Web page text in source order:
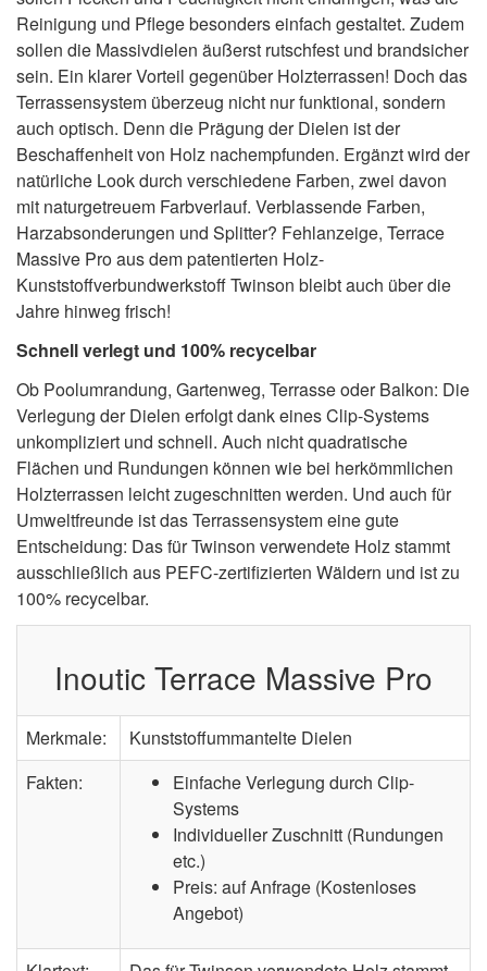
Reinigung und Pflege besonders einfach gestaltet. Zudem
sollen die Massivdielen äußerst rutschfest und brandsicher
sein. Ein klarer Vorteil gegenüber Holzterrassen! Doch das
Terrassensystem überzeug nicht nur funktional, sondern
auch optisch. Denn die Prägung der Dielen ist der
Beschaffenheit von Holz nachempfunden. Ergänzt wird der
natürliche Look durch verschiedene Farben, zwei davon
mit naturgetreuem Farbverlauf. Verblassende Farben,
Harzabsonderungen und Splitter? Fehlanzeige, Terrace
Massive Pro aus dem patentierten Holz-
Kunststoffverbundwerkstoff Twinson bleibt auch über die
Jahre hinweg frisch!
Schnell verlegt und 100% recycelbar
Ob Poolumrandung, Gartenweg, Terrasse oder Balkon: Die
Verlegung der Dielen erfolgt dank eines Clip-Systems
unkompliziert und schnell. Auch nicht quadratische
Flächen und Rundungen können wie bei herkömmlichen
Holzterrassen leicht zugeschnitten werden. Und auch für
Umweltfreunde ist das Terrassensystem eine gute
Entscheidung: Das für Twinson verwendete Holz stammt
ausschließlich aus PEFC-zertifizierten Wäldern und ist zu
100% recycelbar.
Inoutic Terrace Massive Pro
Merkmale:
Kunststoffummantelte Dielen
Fakten:
Einfache Verlegung durch Clip-
Systems
Individueller Zuschnitt (Rundungen
etc.)
Preis: auf Anfrage (Kostenloses
Angebot)